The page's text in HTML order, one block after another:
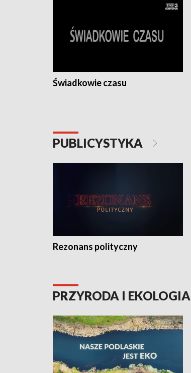
Świadkowie czasu
PUBLICYSTYKA
Rezonans polityczny
PRZYRODA I EKOLOGIA